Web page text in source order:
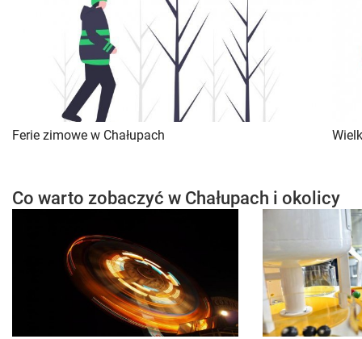
Ferie zimowe w Chałupach
Co warto zobaczyć w Chałupach i okolicy